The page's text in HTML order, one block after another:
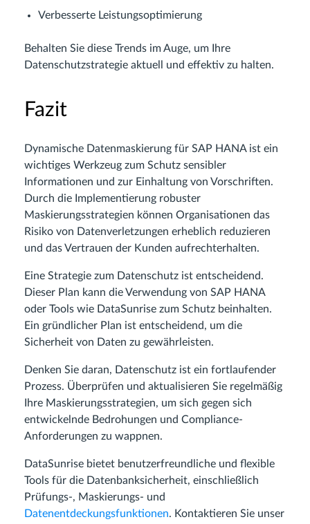
Verbesserte Leistungsoptimierung
Behalten Sie diese Trends im Auge, um Ihre
Datenschutzstrategie aktuell und effektiv zu halten.
Fazit
Dynamische Datenmaskierung für SAP HANA ist ein
wichtiges Werkzeug zum Schutz sensibler
Informationen und zur Einhaltung von Vorschriften.
Durch die Implementierung robuster
Maskierungsstrategien können Organisationen das
Risiko von Datenverletzungen erheblich reduzieren
und das Vertrauen der Kunden aufrechterhalten.
Eine Strategie zum Datenschutz ist entscheidend.
Dieser Plan kann die Verwendung von SAP HANA
oder Tools wie DataSunrise zum Schutz beinhalten.
Ein gründlicher Plan ist entscheidend, um die
Sicherheit von Daten zu gewährleisten.
Denken Sie daran, Datenschutz ist ein fortlaufender
Prozess. Überprüfen und aktualisieren Sie regelmäßig
Ihre Maskierungsstrategien, um sich gegen sich
entwickelnde Bedrohungen und Compliance-
Anforderungen zu wappnen.
DataSunrise bietet benutzerfreundliche und flexible
Tools für die Datenbanksicherheit, einschließlich
Prüfungs-, Maskierungs- und
Datenentdeckungsfunktionen. Kontaktieren Sie unser